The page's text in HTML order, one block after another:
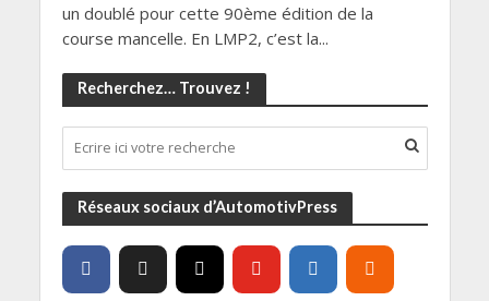
un doublé pour cette 90ème édition de la
course mancelle. En LMP2, c’est la...
Recherchez… Trouvez !
Réseaux sociaux d’AutomotivPress